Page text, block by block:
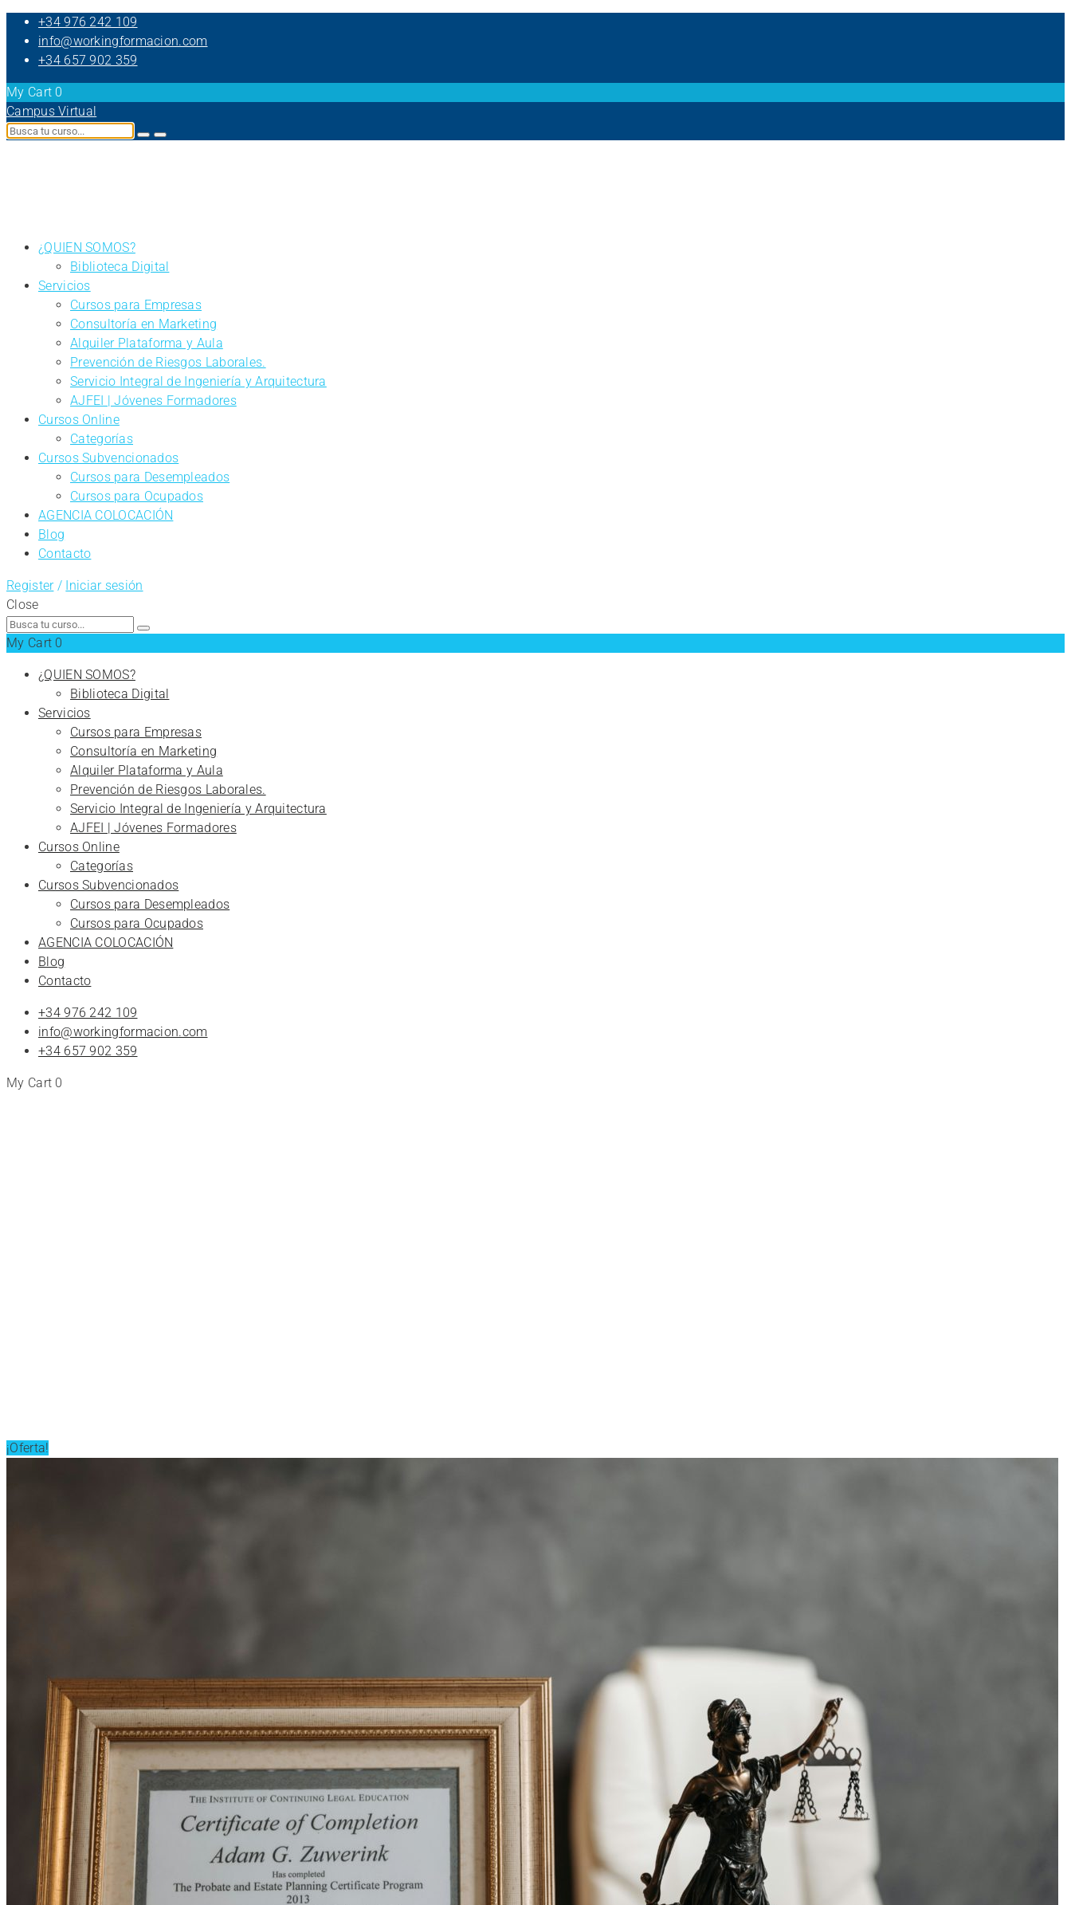
+34 976 242 109
info@workingformacion.com
+34 657 902 359
My Cart 0
Campus Virtual
¿QUIEN SOMOS?
Biblioteca Digital
Servicios
Cursos para Empresas
Consultoría en Marketing
Alquiler Plataforma y Aula
Prevención de Riesgos Laborales.
Servicio Integral de Ingeniería y Arquitectura
AJFEI | Jóvenes Formadores
Cursos Online
Categorías
Cursos Subvencionados
Cursos para Desempleados
Cursos para Ocupados
AGENCIA COLOCACIÓN
Blog
Contacto
Register/ Iniciar sesión
Close
Search
for:
My Cart 0
¿QUIEN SOMOS?
Biblioteca Digital
Servicios
Cursos para Empresas
Consultoría en Marketing
Alquiler Plataforma y Aula
Prevención de Riesgos Laborales.
Servicio Integral de Ingeniería y Arquitectura
AJFEI | Jóvenes Formadores
Cursos Online
Categorías
Cursos Subvencionados
Cursos para Desempleados
Cursos para Ocupados
AGENCIA COLOCACIÓN
Blog
Contacto
+34 976 242 109
info@workingformacion.com
+34 657 902 359
My Cart 0
¡Oferta!